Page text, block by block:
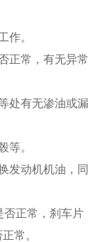
作。
正常，有无异常
处有无渗油或漏
等。
发动机机油，同
否正常，刹车片
常。